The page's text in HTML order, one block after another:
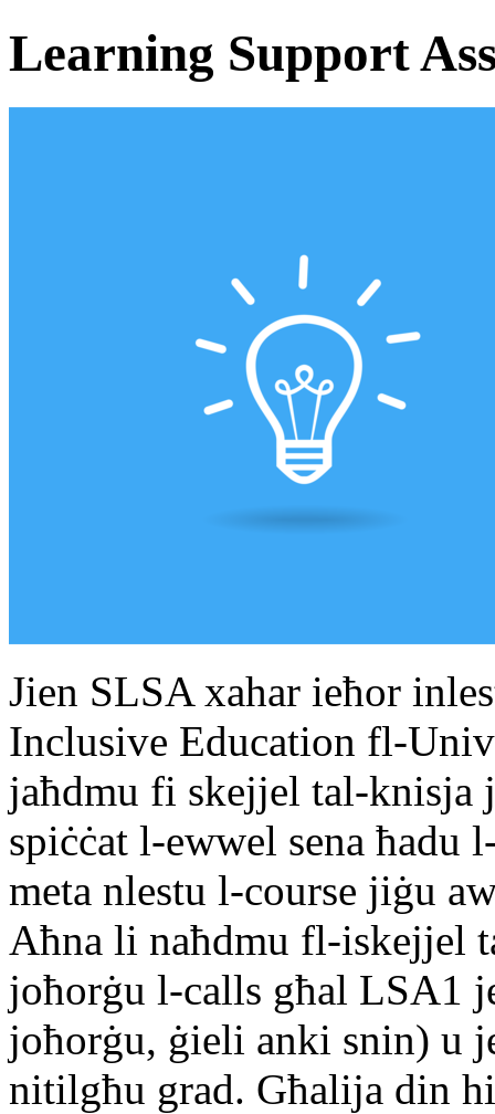
Learning Support
Jien SLSA xahar ieħor
Inclusive Education fl-
jaħdmu fi skejjel tal-knisja
spiċċat l-ewwel sena ħadu
meta nlestu l-course jiġu
Aħna li naħdmu fl-iskejjel
joħorġu l-calls għal LSA1
joħorġu, ġieli anki snin) u
nitilgħu grad. Għalija din